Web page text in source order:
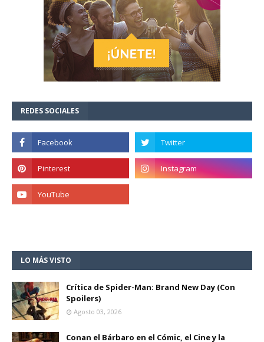
REDES SOCIALES
LO MÁS VISTO
Crítica de Spider-Man: Brand New Day (Con
Spoilers)
Agosto 03, 2026
Conan el Bárbaro en el Cómic, el Cine y la